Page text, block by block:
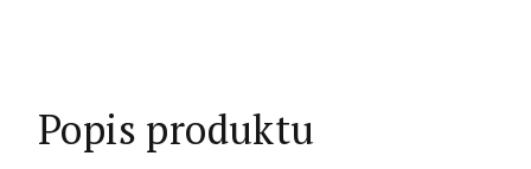
Popis produktu